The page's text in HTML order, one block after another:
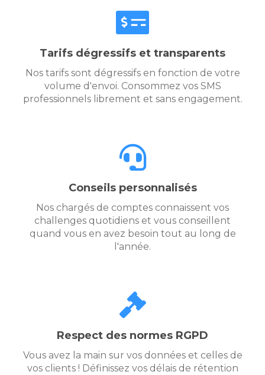
Tarifs dégressifs et transparents
Nos tarifs sont dégressifs en fonction de votre
volume d'envoi. Consommez vos SMS
professionnels librement et sans engagement.
Conseils personnalisés
Nos chargés de comptes connaissent vos
challenges quotidiens et vous conseillent
quand vous en avez besoin tout au long de
l'année.
Respect des normes RGPD
Vous avez la main sur vos données et celles de
vos clients ! Définissez vos délais de rétention